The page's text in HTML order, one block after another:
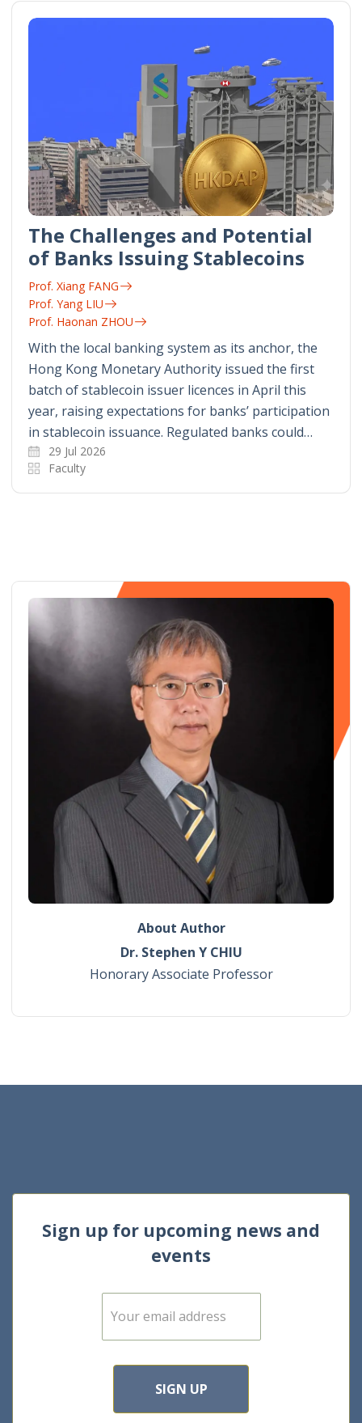
The Challenges and Potential
of Banks Issuing Stablecoins
Prof. Xiang FANG
Prof. Yang LIU
Prof. Haonan ZHOU
With the local banking system as its anchor, the
Hong Kong Monetary Authority issued the first
batch of stablecoin issuer licences in April this
year, raising expectations for banks’ participation
in stablecoin issuance. Regulated banks could…
29 Jul 2026
Faculty
About Author
Dr. Stephen Y CHIU
Honorary Associate Professor
Sign up for upcoming news and
events
E
m
SIGN UP